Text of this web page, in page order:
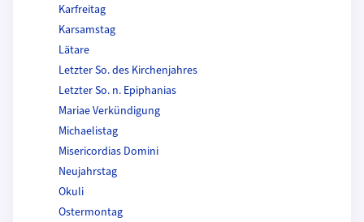
Karfreitag
Karsamstag
Lätare
Letzter So. des Kirchenjahres
Letzter So. n. Epiphanias
Mariae Verkündigung
Michaelistag
Misericordias Domini
Neujahrstag
Okuli
Ostermontag